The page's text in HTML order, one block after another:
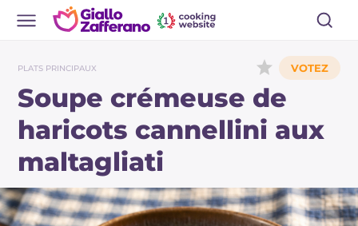
PLATS PRINCIPAUX
Soupe crémeuse de
haricots cannellini aux
maltagliati